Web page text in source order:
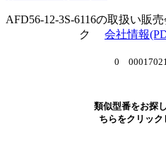
AFD56-12-3S-6116の取扱い販
ク 会社情報
0
類似型番をお探
ちらをクリック